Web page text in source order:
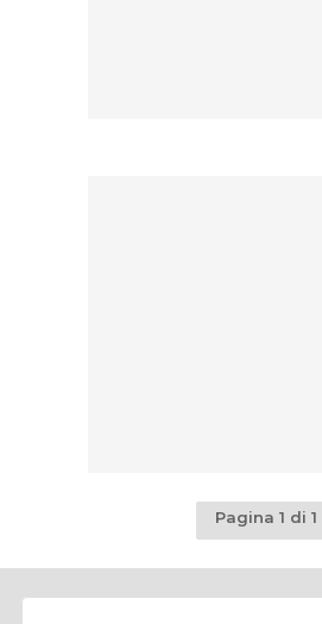
Pagina 1 di 1